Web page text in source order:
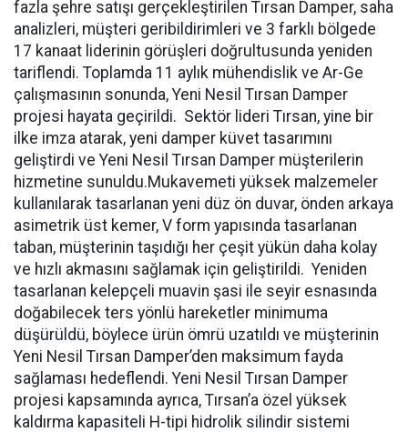
fazla şehre satışı gerçekleştirilen Tırsan Damper, saha
analizleri, müşteri geribildirimleri ve 3 farklı bölgede
17 kanaat liderinin görüşleri doğrultusunda yeniden
tariflendi. Toplamda 11 aylık mühendislik ve Ar-Ge
çalışmasının sonunda, Yeni Nesil Tırsan Damper
projesi hayata geçirildi. Sektör lideri Tırsan, yine bir
ilke imza atarak, yeni damper küvet tasarımını
geliştirdi ve Yeni Nesil Tırsan Damper müşterilerin
hizmetine sunuldu.Mukavemeti yüksek malzemeler
kullanılarak tasarlanan yeni düz ön duvar, önden arkaya
asimetrik üst kemer, V form yapısında tasarlanan
taban, müşterinin taşıdığı her çeşit yükün daha kolay
ve hızlı akmasını sağlamak için geliştirildi. Yeniden
tasarlanan kelepçeli muavin şasi ile seyir esnasında
doğabilecek ters yönlü hareketler minimuma
düşürüldü, böylece ürün ömrü uzatıldı ve müşterinin
Yeni Nesil Tırsan Damper’den maksimum fayda
sağlaması hedeflendi. Yeni Nesil Tırsan Damper
projesi kapsamında ayrıca, Tırsan’a özel yüksek
kaldırma kapasiteli H-tipi hidrolik silindir sistemi